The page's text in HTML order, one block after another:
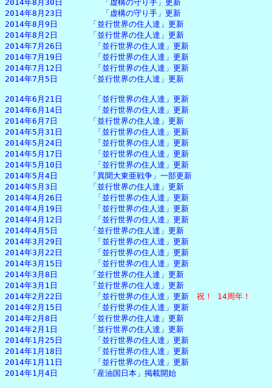
2014年8月30日　　　　　「虚構の守り手」更新
2014年8月23日　　　　　「虚構の守り手」更新
2014年8月9日　　　　「並行世界の住人達」更新
2014年8月2日　　　　「並行世界の住人達」更新
2014年7月26日　　　　「並行世界の住人達」更新
2014年7月19日　　　　「並行世界の住人達」更新
2014年7月12日　　　　「並行世界の住人達」更新
2014年7月5日　　　　「並行世界の住人達」更新
2014年6月21日　　　　「並行世界の住人達」更新
2014年6月14日　　　　「並行世界の住人達」更新
2014年6月7日　　　　「並行世界の住人達」更新
2014年5月31日　　　　「並行世界の住人達」更新
2014年5月24日　　　　「並行世界の住人達」更新
2014年5月17日　　　　「並行世界の住人達」更新
2014年5月10日　　　　「並行世界の住人達」更新
2014年5月4日　　　　「異聞大東亜戦争」一部更新
2014年5月3日　　　　「並行世界の住人達」更新
2014年4月26日　　　　「並行世界の住人達」更新
2014年4月19日　　　　「並行世界の住人達」更新
2014年4月12日　　　　「並行世界の住人達」更新
2014年4月5日　　　　「並行世界の住人達」更新
2014年3月29日　　　　「並行世界の住人達」更新
2014年3月22日　　　　「並行世界の住人達」更新
2014年3月15日　　　　「並行世界の住人達」更新
2014年3月8日　　　　「並行世界の住人達」更新
2014年3月1日　　　　「並行世界の住人達」更新
2014年2月22日　　　　「並行世界の住人達」更新 祝！ 14周年！
2014年2月15日　　　　「並行世界の住人達」更新
2014年2月8日　　　　「並行世界の住人達」更新
2014年2月1日　　　　「並行世界の住人達」更新
2014年1月25日　　　　「並行世界の住人達」更新
2014年1月18日　　　　「並行世界の住人達」更新
2014年1月11日　　　　「並行世界の住人達」更新
2014年1月4日　　　　「産油国日本」掲載開始